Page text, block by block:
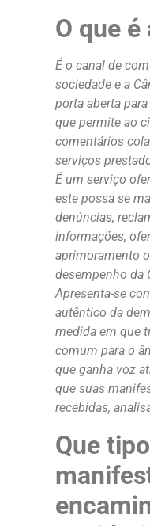
O que é
É o canal de
sociedade e a
porta aberta
que permite ao
comentários
serviços
É um serviço
este possa se
denúncias,
informações,
aprimoramento
desempenho da
Apresenta-se
autêntico da
medida em que
comum para o
que ganha voz
que suas
recebidas,
Que